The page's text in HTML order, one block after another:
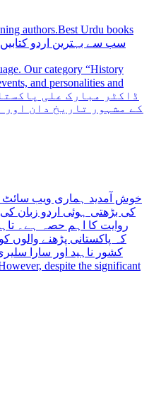
authors.Best Urdu books
Our category “History
کے مشہور تاریخ دان
خوش آمدید ہماری ویب سائٹ
کی بڑھتی ہوئی اردو زبان
روایت کا اہم حصہ ہے۔
کہ پاکستانی پڑھنے
کشور ناہید اور سارا